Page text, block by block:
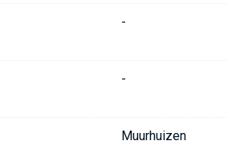
-
-
Muurhuizen